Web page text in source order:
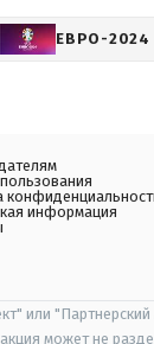
ЕВРО-2024
информация
или
может не